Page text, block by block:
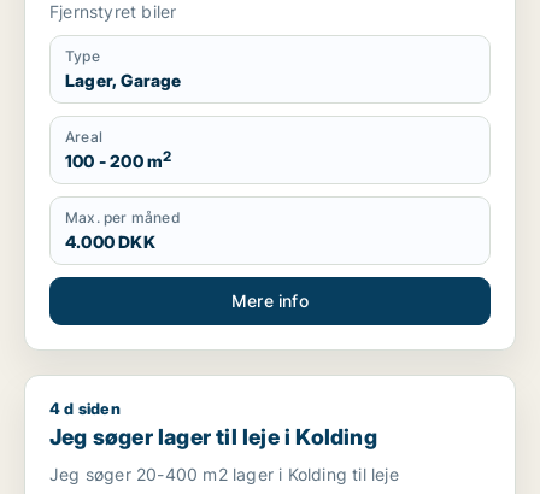
Fjernstyret biler
Type
Lager, Garage
Areal
100 - 200 m2
Max. per måned
4.000 DKK
Mere info
Jeg søger lager til leje i Kolding
4 d siden
Jeg søger lager til leje i Kolding
Jeg søger 20-400 m2 lager i Kolding til leje